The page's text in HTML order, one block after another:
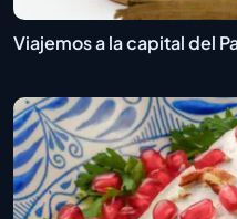
Viajemos a la capital del